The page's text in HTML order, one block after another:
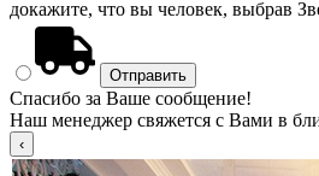
докажите, что вы человек, выбрав
Спасибо за Ваше сообщение!
Наш менеджер свяжется с Вами в